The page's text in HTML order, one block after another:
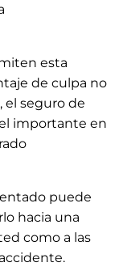
esta
de culpa no
el seguro de
importante en
puede
hacia una
como a las